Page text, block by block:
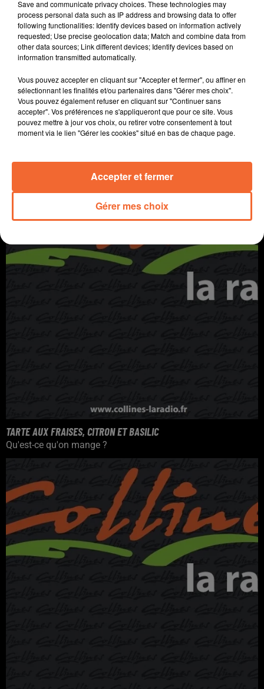
ROULÉS DE COURGETTES À LA MÉDITERRANÉENNE
TARTE AUX FRAISES, CITRON ET BASILIC
Qu'est-ce qu'on mange ?
Save and communicate privacy choices. These technologies may
process personal data such as IP address and browsing data to offer
following functionalities: Identify devices based on information actively
requested; Use precise geolocation data; Match and combine data from
other data sources; Link different devices; Identify devices based on
information transmitted automatically.
Vous pouvez accepter en cliquant sur "Accepter et fermer", ou affiner en
sélectionnant les finalités et/ou partenaires dans "Gérer mes choix".
Vous pouvez également refuser en cliquant sur "Continuer sans
accepter". Vos préférences ne s'appliqueront que pour ce site. Vous
pouvez mettre à jour vos choix, ou retirer votre consentement à tout
moment via le lien "Gérer les cookies" situé en bas de chaque page.
Gérer mes choix
Accepter et fermer